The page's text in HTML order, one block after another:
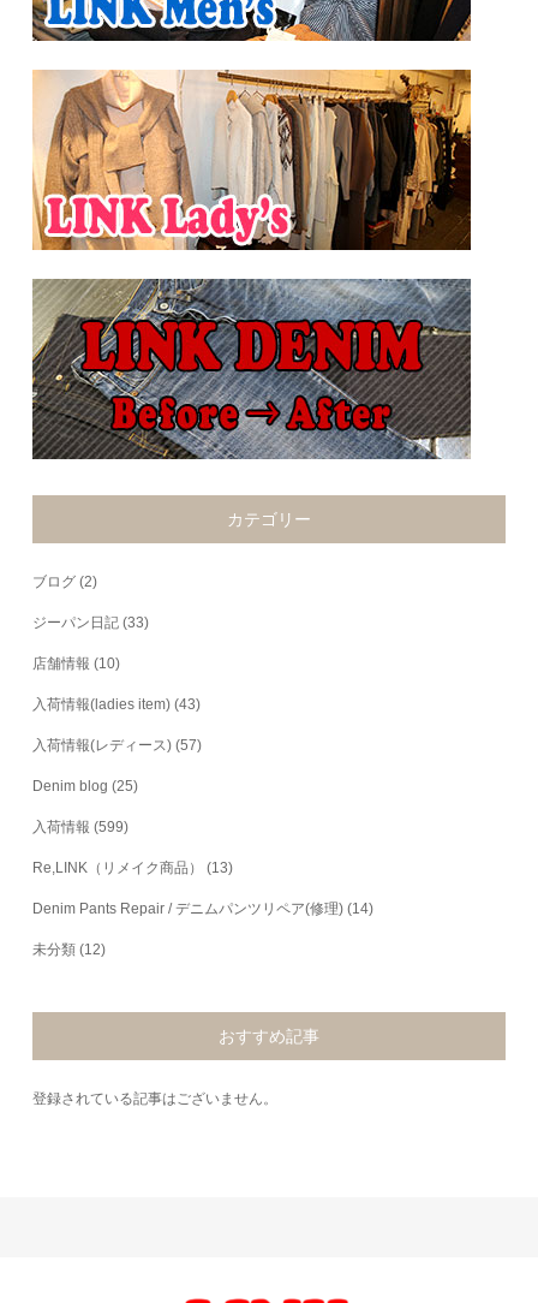
カテゴリー
ブログ (2)
ジーパン日記 (33)
店舗情報 (10)
入荷情報(ladies item) (43)
入荷情報(レディース) (57)
Denim blog (25)
入荷情報 (599)
Re,LINK（リメイク商品） (13)
Denim Pants Repair / デニムパンツリペア(修理) (14)
未分類 (12)
おすすめ記事
登録されている記事はございません。